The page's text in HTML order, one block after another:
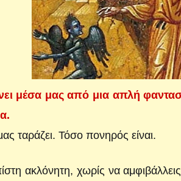
μέσα μας από μια απλή
ταράζει. Τόσο πονηρός είναι.
ακλόνητη, χωρίς να